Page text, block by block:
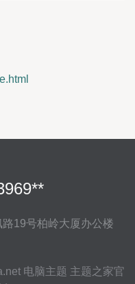
19号柏岭大厦办公楼
电脑主题 主题之家官